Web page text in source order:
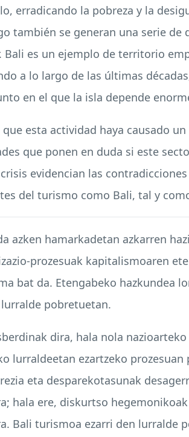
erradicando la pobreza y la
también se generan una serie
Bali es un ejemplo de territorio
a lo largo de las últimas
en el que la isla depende
que esta actividad haya causado
que ponen en duda si este
evidencian las
del turismo como Bali, tal y
azken hamarkadetan azkarren
prozesuak kapitalismoaren
bat da. Etengabeko hazkundea
pobretuetan.
dira, hala nola
lurraldeetan ezartzeko
eta desparekotasunak
hala ere, diskurtso
Bali turismoa ezarri den lurralde